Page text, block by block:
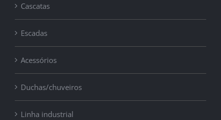
Cascatas
Escadas
Acessórios
Duchas/chuveiros
Linha industrial